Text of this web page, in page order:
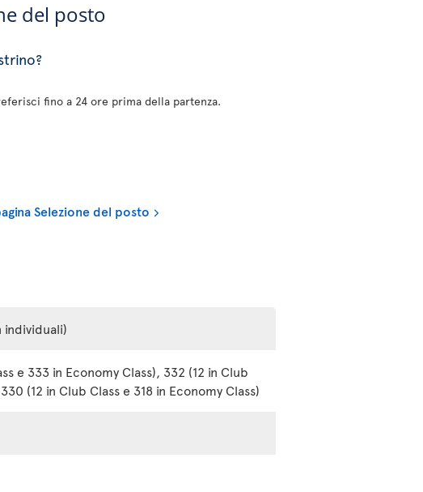
del posto
fino a 24 ore prima della partenza.
Selezione del posto
individuali)
e 333 in Economy Class), 332 (12 in Club
(12 in Club Class e 318 in Economy Class)